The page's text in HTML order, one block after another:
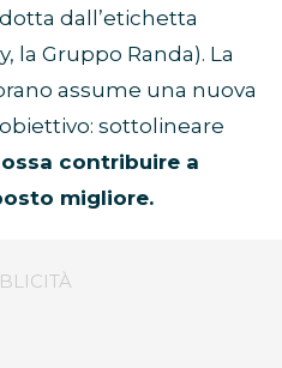
dall’etichetta
la Gruppo Randa). La
assume una nuova
sottolineare
contribuire a
migliore.